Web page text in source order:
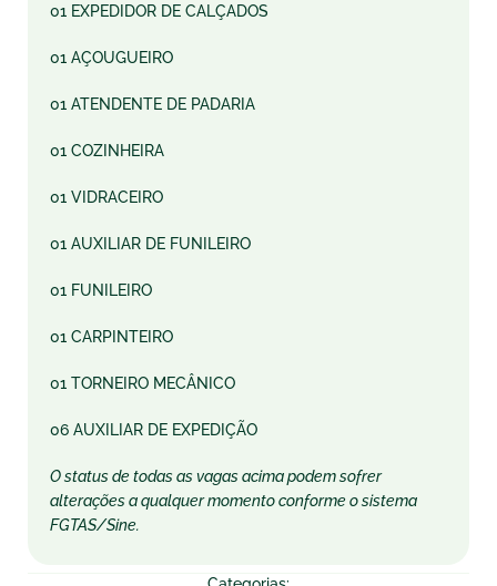
01 EXPEDIDOR DE CALÇADOS
01 AÇOUGUEIRO
01 ATENDENTE DE PADARIA
01 COZINHEIRA
01 VIDRACEIRO
01 AUXILIAR DE FUNILEIRO
01 FUNILEIRO
01 CARPINTEIRO
01 TORNEIRO MECÂNICO
06 AUXILIAR DE EXPEDIÇÃO
O status de todas as vagas acima podem sofrer
alterações a qualquer momento conforme o sistema
FGTAS/Sine.